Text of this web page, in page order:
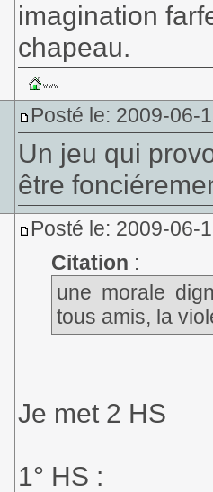
imagination
chapeau.
Posté le: 2009-06-
Un jeu qui
être
Posté le: 2009-06-
Citation :
une morale
tous amis, la
Je met 2 HS
1° HS :